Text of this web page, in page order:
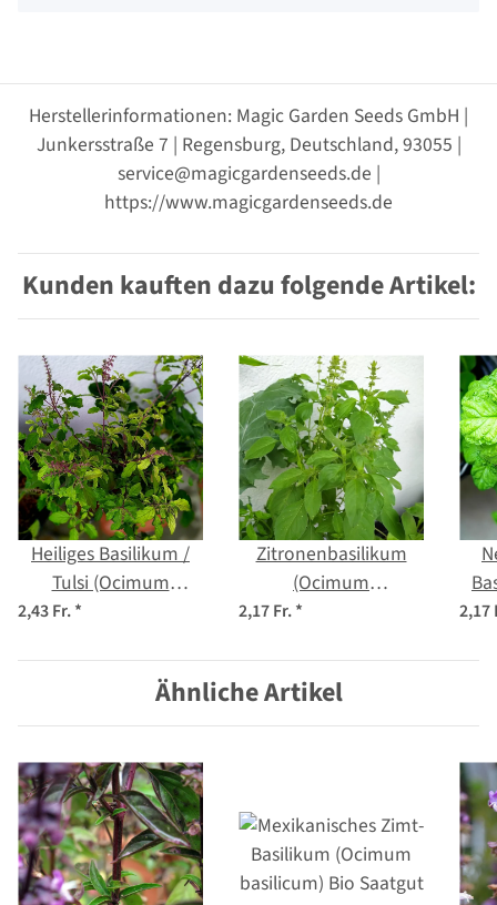
Herstellerinformationen: Magic Garden Seeds GmbH |
Junkersstraße 7 | Regensburg, Deutschland, 93055 |
service@magicgardenseeds.de |
https://www.magicgardenseeds.de
Kunden kauften dazu folgende Artikel:
Heiliges Basilikum /
Tulsi (Ocimum
tenuiflorum syn.
2,43 Fr.*
Zitronenbasilikum
(Ocimum
americanum) Samen
2,17 Fr.* 2,17
Ähnliche Artikel